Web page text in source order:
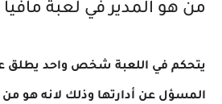
من هو المدير في لعبة مافيا
يتحكم في اللعبة شخص واحد يطلق
المسؤل عن أدارتها وذلك لانه هو من